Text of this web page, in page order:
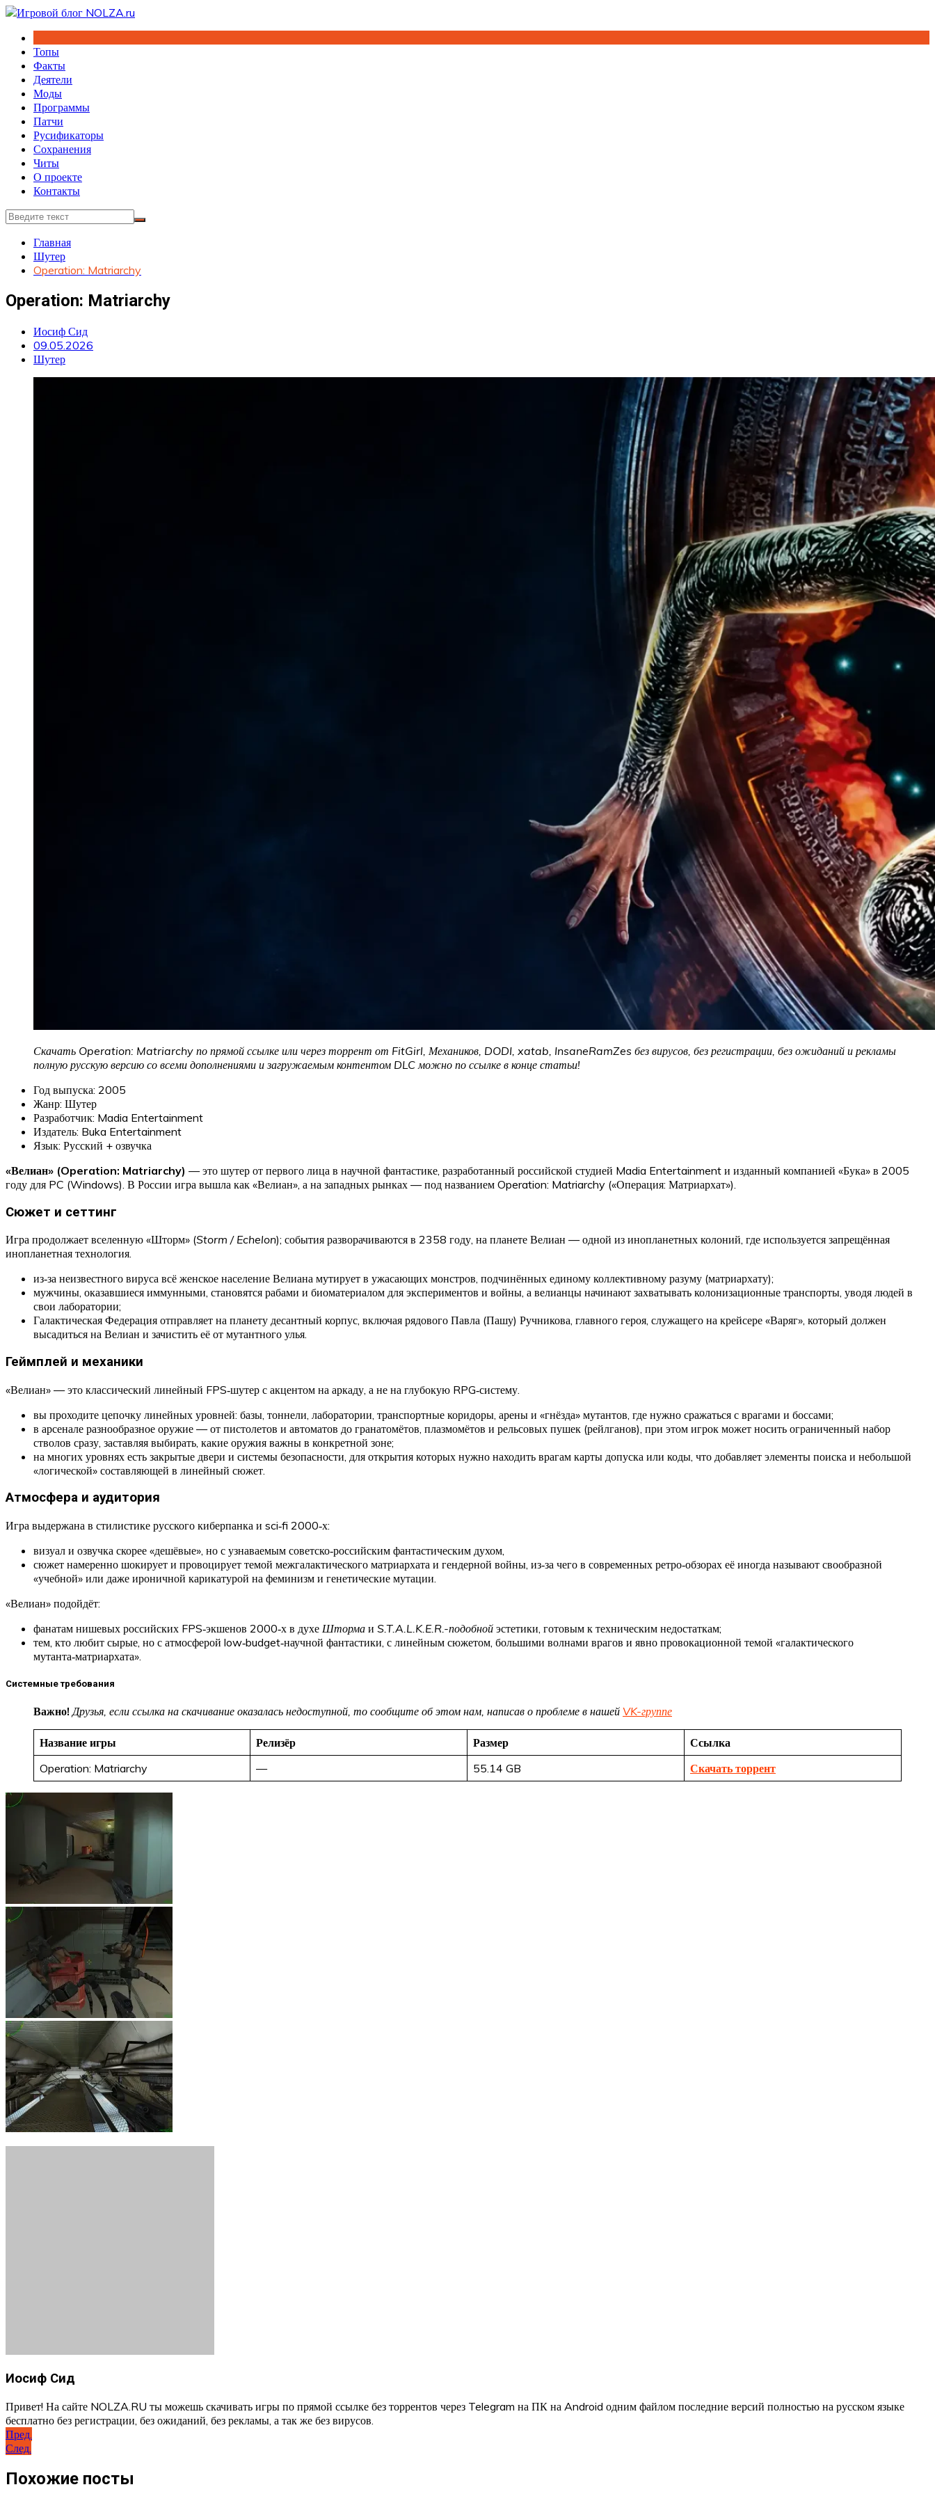
Перейти
содержимому
Топы
Факты
Деятели
Моды
Программы
Патчи
Русификаторы
Сохранения
Читы
О проекте
Контакты
Главная
Шутер
Operation: Matriarchy
Operation: Matriarchy
Иосиф Сид
09.05.2026
Шутер
Скачать Operation: Matriarchy по прямой ссылке или через торрент от FitGirl, Механиков, DODI, xatab, InsaneRamZes без вирусов, без регистрации, без ожиданий и рекламы
полную русскую версию со всеми дополнениями и загружаемым контентом DLC можно по ссылке в конце статьи!
Год выпуска: 2005
Жанр: Шутер
Разработчик: Madia Entertainment
Издатель: Buka Entertainment
Язык: Русский + озвучка
«Велиан» (Operation: Matriarchy) — это шутер от первого лица в научной фантастике, разработанный российской студией Madia Entertainment и изданный компанией «Бука» в 2005
году для PC (Windows). В России игра вышла как «Велиан», а на западных рынках — под названием Operation: Matriarchy («Операция: Матриархат»).
Сюжет и сеттинг
Игра продолжает вселенную «Шторм» (Storm / Echelon); события разворачиваются в 2358 году, на планете Велиан — одной из инопланетных колоний, где используется запрещённая
инопланетная технология.
из‑за неизвестного вируса всё женское население Велиана мутирует в ужасающих монстров, подчинённых единому коллективному разуму (матриархату);
мужчины, оказавшиеся иммунными, становятся рабами и биоматериалом для экспериментов и войны, а велианцы начинают захватывать колонизационные транспорты, уводя людей в
свои лаборатории;
Галактическая Федерация отправляет на планету десантный корпус, включая рядового Павла (Пашу) Ручникова, главного героя, служащего на крейсере «Варяг», который должен
высадиться на Велиан и зачистить её от мутантного улья.
Геймплей и механики
«Велиан» — это классический линейный FPS‑шутер с акцентом на аркаду, а не на глубокую RPG‑систему.
вы проходите цепочку линейных уровней: базы, тоннели, лаборатории, транспортные коридоры, арены и «гнёзда» мутантов, где нужно сражаться с врагами и боссами;
в арсенале разнообразное оружие — от пистолетов и автоматов до гранатомётов, плазмомётов и рельсовых пушек (рейлганов), при этом игрок может носить ограниченный набор
стволов сразу, заставляя выбирать, какие оружия важны в конкретной зоне;
на многих уровнях есть закрытые двери и системы безопасности, для открытия которых нужно находить врагам карты допуска или коды, что добавляет элементы поиска и небольшой
«логической» составляющей в линейный сюжет.
Атмосфера и аудитория
Игра выдержана в стилистике русского киберпанка и sci‑fi 2000‑х:
визуал и озвучка скорее «дешёвые», но с узнаваемым советско‑российским фантастическим духом,
сюжет намеренно шокирует и провоцирует темой межгалактического матриархата и гендерной войны, из‑за чего в современных ретро‑обзорах её иногда называют свообразной
«учебной» или даже ироничной карикатурой на феминизм и генетические мутации.
«Велиан» подойдёт:
фанатам нишевых российских FPS‑экшенов 2000‑х в духе Шторма и S.T.A.L.K.E.R.-подобной эстетики, готовым к техническим недостаткам;
тем, кто любит сырые, но с атмосферой low‑budget‑научной фантастики, с линейным сюжетом, большими волнами врагов и явно провокационной темой «галактического
мутанта‑матриархата».
Системные требования
Важно!Друзья, если ссылка на скачивание оказалась недоступной, то сообщите об этом нам, написав о проблеме в нашей VK-группе
Название игры Релизёр Размер
Ссылка
Operation: Matriarchy
— 55.14 GB Скачать торрент
Иосиф Сид
Привет! На сайте NOLZA.RU ты можешь скачивать игры по прямой ссылке без торрентов через Telegram на ПК на Android одним файлом последние версий полностью на русском языке
бесплатно без регистрации, без ожиданий, без рекламы, а так же без вирусов.
Навигация
по
записям
Пред.
След.
Похожие посты